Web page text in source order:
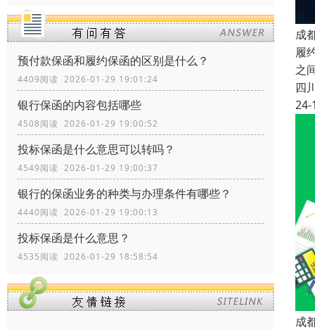
预付款保函和履约保函的区别是什么？
4409阅读 2026-01-29 19:01:24
银行保函的内容包括哪些
4508阅读 2026-01-29 19:00:52
投标保函是什么意思可以转吗？
4549阅读 2026-01-29 19:00:37
银行的保函业务的种类与办理条件有哪些？
4440阅读 2026-01-29 19:00:13
投标保函是什么意思？
4535阅读 2026-01-29 18:58:54
成
履
之
四
24-
成